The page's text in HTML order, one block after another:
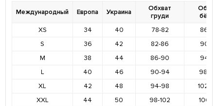
Международный Европа Украина
Обхват
груди
XS
34 40 78-82
86-
S
36 42 82-86
90-
M
38 44 86-90
94-
L
40 46 90-94
98-
XL
42 48 94-98
102-
XXL
44 50 98-102
106-